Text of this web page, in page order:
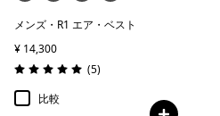
メンズ・R1 エア・ベスト
¥ 14,300
評価: 5.0 / 5
(5レビュー
)
比較